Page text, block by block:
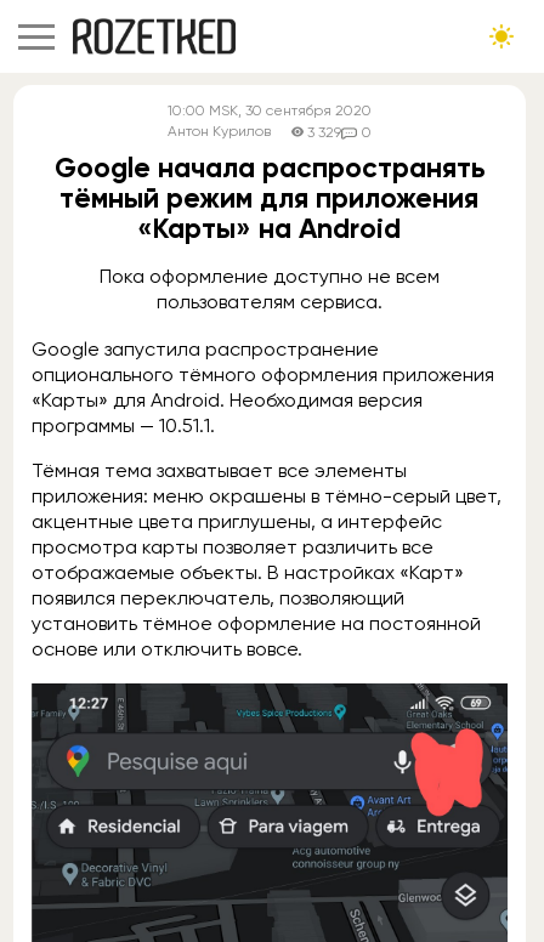
10:00 MSK, 30 сентября 2020
Антон Курилов
3 329 0
Google начала распространять
тёмный режим для приложения
«Карты» на Android
Пока оформление доступно не всем
пользователям сервиса.
Google запустила распространение
опционального тёмного оформления приложения
«Карты» для Android. Необходимая версия
программы — 10.51.1.
Тёмная тема захватывает все элементы
приложения: меню окрашены в тёмно-серый цвет,
акцентные цвета приглушены, а интерфейс
просмотра карты позволяет различить все
отображаемые объекты. В настройках «Карт»
появился переключатель, позволяющий
установить тёмное оформление на постоянной
основе или отключить вовсе.